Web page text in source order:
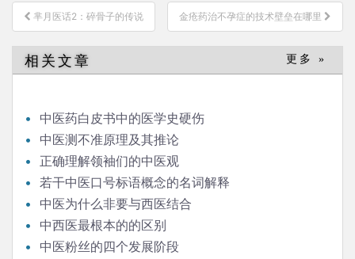
文
章
导
航
芈月医话2：碎骨子的传说 金疮药治不孕症的技术壁垒在哪里
相关文章 更多 »
中医药白皮书中的医学史硬伤
中医测不准原理及其推论
正确理解领袖们的中医观
若干中医口号标语概念的名词解释
中医为什么非要与西医结合
中西医最根本的的区别
中医粉丝的四个发展阶段